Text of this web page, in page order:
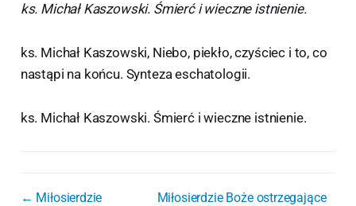
ks. Michał Kaszowski. Śmierć i wieczne istnienie.
ks. Michał Kaszowski, Niebo, piekło, czyściec i to, co
nastąpi na końcu. Synteza eschatologii.
ks. Michał Kaszowski. Śmierć i wieczne istnienie.
← Miłosierdzie
Miłosierdzie Boże ostrzegające